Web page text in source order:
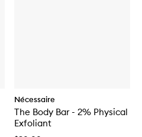
Nécessaire
The Body Bar - 2% Physical
Exfoliant